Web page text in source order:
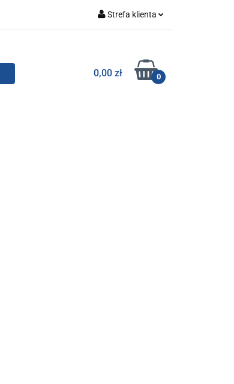
Strefa klienta
Zarejestruj się
Dodaj zgłoszenie
0,00 zł 0